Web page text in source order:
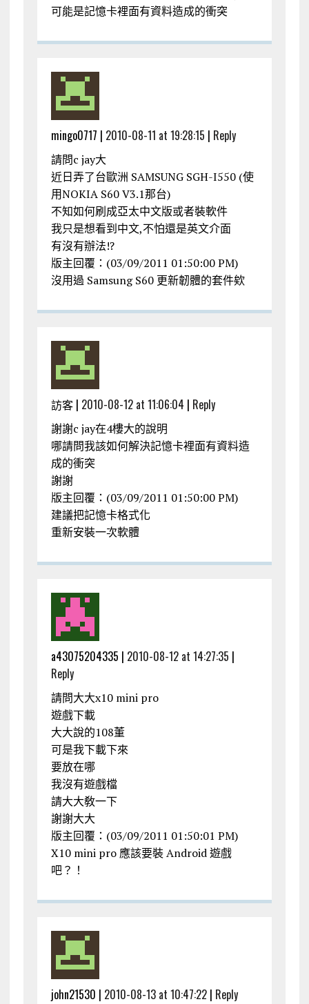
可能是記憶卡裡面有資料造成的衝突
mingo0717 | 2010-08-11 at 19:28:15 | Reply
請問c jay大
近日弄了台歐洲 SAMSUNG SGH-I550 (使
用NOKIA S60 V3.1那台)
不知如何刷成亞太中文版或者裝軟件
我只是想看到中文,不怕還是英文介面
有沒有辦法!?
版主回覆：(03/09/2011 01:50:00 PM)
沒用過 Samsung S60 更新韌體的套件欸
訪客 | 2010-08-12 at 11:06:04 | Reply
謝謝c jay在4樓大的說明
哪請問我該如何解決記憶卡裡面有資料造
成的衝突
謝謝
版主回覆：(03/09/2011 01:50:00 PM)
建議把記憶卡格式化
重新安裝一次軟體
a43075204335 | 2010-08-12 at 14:27:35 |
Reply
請問大大x10 mini pro
遊戲下載
大大說的108董
可是我下載下來
要放在哪
我沒有遊戲檔
請大大敎一下
謝謝大大
版主回覆：(03/09/2011 01:50:01 PM)
X10 mini pro 應該要裝 Android 遊戲
吧？！
john21530 | 2010-08-13 at 10:47:22| Reply